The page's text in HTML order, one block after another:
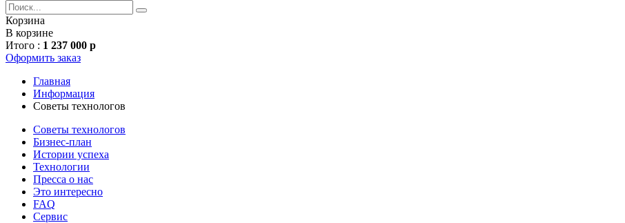
Корзина
В корзине
Итого : 1 237 000 р
Оформить заказ
Главная
Информация
Советы технологов
Советы технологов
Бизнес-план
Истории успеха
Технологии
Пресса о нас
Это интересно
FAQ
Сервис